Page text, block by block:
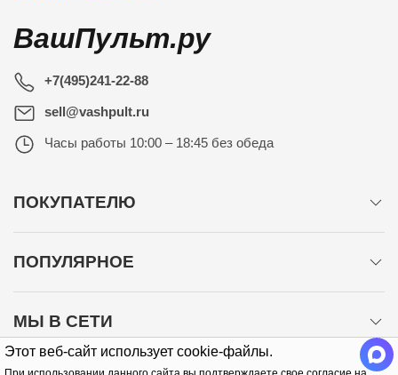
Этот веб-сайт использует cookie-файлы.
ВашПульт.ру
+7(495)241-22-88
sell@vashpult.ru
Часы работы 10:00 – 18:45 без обеда
ПОКУПАТЕЛЮ
ПОПУЛЯРНОЕ
МЫ В СЕТИ